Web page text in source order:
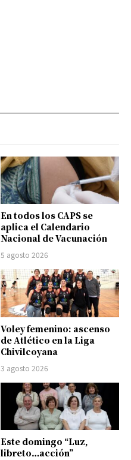
En todos los CAPS se
aplica el Calendario
Nacional de Vacunación
5 agosto 2026
Voley femenino: ascenso
de Atlético en la Liga
Chivilcoyana
3 agosto 2026
Este domingo “Luz,
libreto…acción”